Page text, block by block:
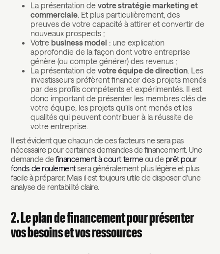
La présentation devotre stratégie marketing et
commerciale . Et plus particulièrement, des
preuves de votre capacité à attirer et convertir de
nouveaux prospects ;
Votre business model : une explication
approfondie de la façon dont votre entreprise
génère (ou compte générer) des revenus ;
La présentation devotre équipe de direction . Les
investisseurs préfèrent financer des projets menés
par des profils compétents et expérimentés. Il est
donc important de présenter les membres clés de
votre équipe, les projets qu’ils ont menés et les
qualités qui peuvent contribuer à la réussite de
votre entreprise.
Il est évident que chacun de ces facteurs ne sera pas
nécessaire pour certaines demandes de financement. Une
demande definancement à court termeou de prêt pour
fonds de roulementsera généralement plus légère et plus
facile à préparer. Mais il est toujours utile de disposer d'une
analyse de rentabilité claire.
2. Le plan de financement pour présenter
vos besoins et vos ressources